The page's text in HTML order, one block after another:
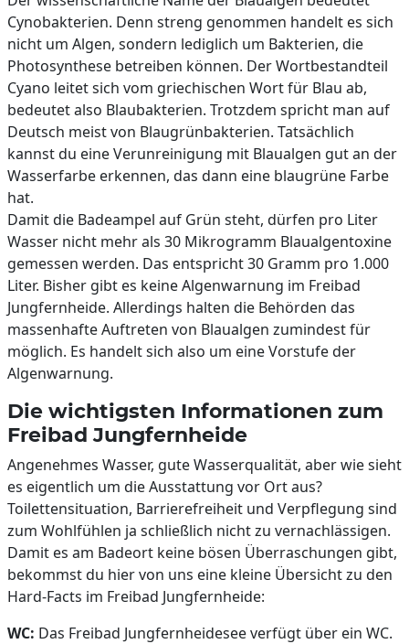
Cynobakterien. Denn streng genommen handelt es sich
nicht um Algen, sondern lediglich um Bakterien, die
Photosynthese betreiben können. Der Wortbestandteil
Cyano leitet sich vom griechischen Wort für Blau ab,
bedeutet also Blaubakterien. Trotzdem spricht man auf
Deutsch meist von Blaugrünbakterien. Tatsächlich
kannst du eine Verunreinigung mit Blaualgen gut an der
Wasserfarbe erkennen, das dann eine blaugrüne Farbe
hat.
Damit die Badeampel auf Grün steht, dürfen pro Liter
Wasser nicht mehr als 30 Mikrogramm Blaualgentoxine
gemessen werden. Das entspricht 30 Gramm pro 1.000
Liter. Bisher gibt es keine Algenwarnung im Freibad
Jungfernheide. Allerdings halten die Behörden das
massenhafte Auftreten von Blaualgen zumindest für
möglich. Es handelt sich also um eine Vorstufe der
Algenwarnung.
Die wichtigsten Informationen zum
Freibad Jungfernheide
Angenehmes Wasser, gute Wasserqualität, aber wie sieht
es eigentlich um die Ausstattung vor Ort aus?
Toilettensituation, Barrierefreiheit und Verpflegung sind
zum Wohlfühlen ja schließlich nicht zu vernachlässigen.
Damit es am Badeort keine bösen Überraschungen gibt,
bekommst du hier von uns eine kleine Übersicht zu den
Hard-Facts im Freibad Jungfernheide:
WC: Das Freibad Jungfernheidesee verfügt über ein WC.